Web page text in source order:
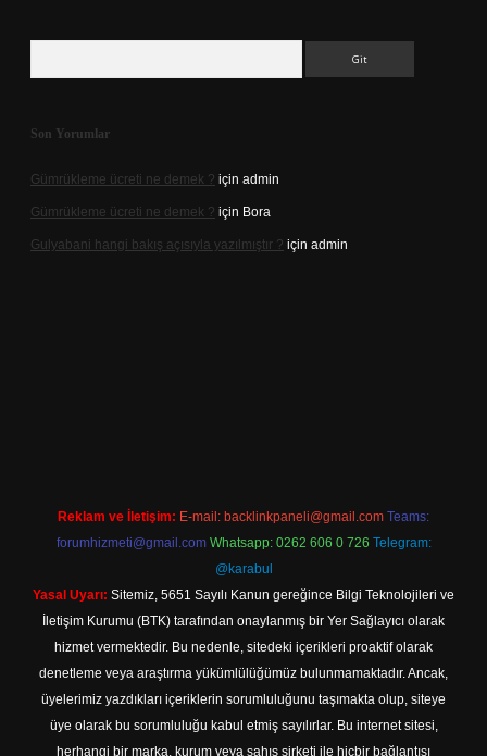
Son Yorumlar
Gümrükleme ücreti ne demek ? için admin
Gümrükleme ücreti ne demek ? için Bora
Gulyabani hangi bakış açısıyla yazılmıştır ? için admin
Reklam ve İletişim: E-mail: backlinkpaneli@gmail.com Teams:
forumhizmeti@gmail.com Whatsapp: 0262 606 0 726 Telegram:
@karabul
Yasal Uyarı: Sitemiz, 5651 Sayılı Kanun gereğince Bilgi Teknolojileri ve
İletişim Kurumu (BTK) tarafından onaylanmış bir Yer Sağlayıcı olarak
hizmet vermektedir. Bu nedenle, sitedeki içerikleri proaktif olarak
denetleme veya araştırma yükümlülüğümüz bulunmamaktadır. Ancak,
üyelerimiz yazdıkları içeriklerin sorumluluğunu taşımakta olup, siteye
üye olarak bu sorumluluğu kabul etmiş sayılırlar. Bu internet sitesi,
herhangi bir marka, kurum veya şahıs şirketi ile hiçbir bağlantısı